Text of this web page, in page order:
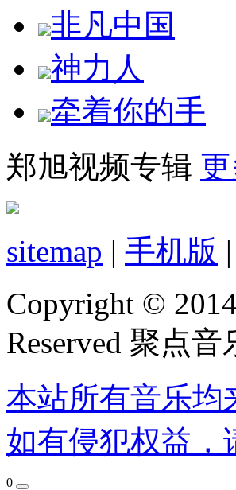
非凡中国
神力人
牵着你的手
郑旭视频专辑
sitemap | 手机版 |
Copyright ©
Reserved 聚点
本站所有音乐均
如有侵犯权益，
0